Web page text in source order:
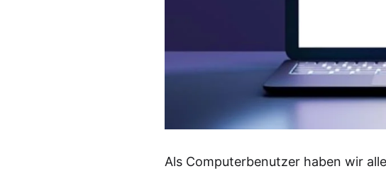
Als Computerbenutzer haben wir